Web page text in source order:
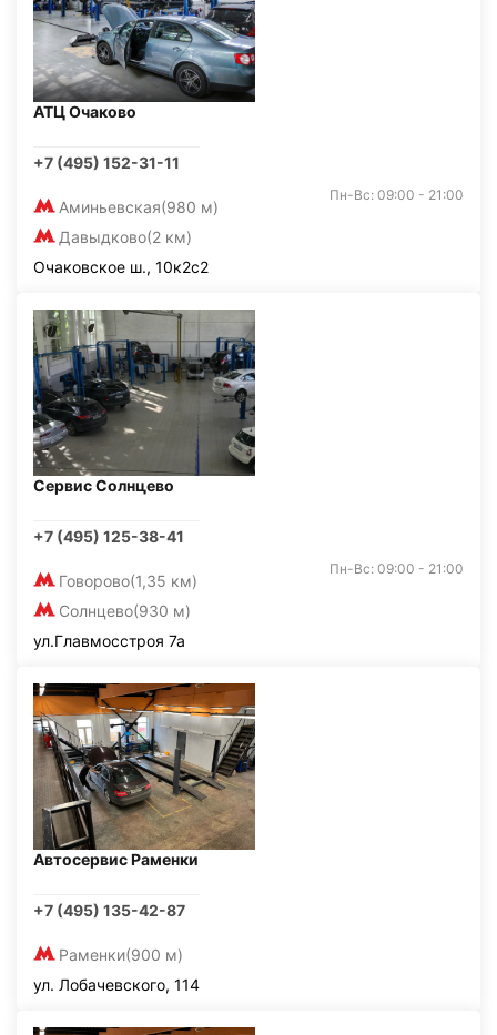
АТЦ Очаково
+7 (495) 152-31-11
Аминьевская(980 м)
Давыдково(2 км)
Пн-Вс: 09:00 - 21:00
Очаковское ш., 10к2с2
Сервис Солнцево
+7 (495) 125-38-41
Говорово(1,35 км)
Солнцево(930 м)
Пн-Вс: 09:00 - 21:00
ул.Главмосстроя 7а
Автосервис Раменки
+7 (495) 135-42-87
Раменки(900 м)
ул. Лобачевского, 114